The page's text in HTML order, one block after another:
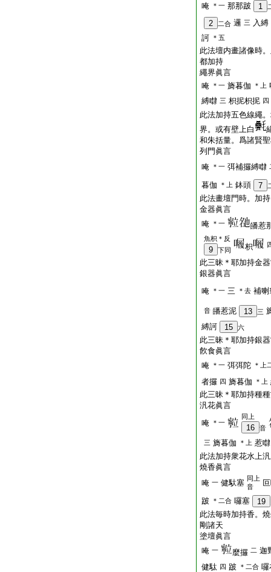
唵 ＊一 那那跛 1
2 二合 邏 三 入縛
訶 ＊五
此法壇内畫諸像時
都加持
繩界眞言
唵 ＊一 旖暮伽 ＊上
縛㘑 三 枳抳枳抳 四
此法加持五色線繩
界。或有壁上白
和朱括量。爲諸賢
列門眞言
唵 ＊一 弭補攞縛㘑
暮伽 ＊上 鉢頭 7
此法畫壇門時。加
金器眞言
唵 ＊一 皤惹
魚枳＊反
9 下同 枳
此三昧＊耶加持金
銀器眞言
唵 ＊一 三 ＊去 補喇
音 皤惹泥 13 三
縛訶
15 六
此三昧＊耶加持銀
飮食眞言
唵 ＊一 弭弭陀 ＊上
者攞 四 旖暮伽 ＊上
此三昧＊耶加持種
汎花眞言
唵 ＊一
同上
16
音
三 旖暮伽 ＊上 惹㘑
此法加持衆花水上
燒香眞言
唵 一 健馱塞 同上
音
跛 ＊二合 囉塞 19
此法毎時加持香。
剛諸天
塗壇眞言
唵 一 麼攞 二 迦
健駄 四 跛 ＊二合 囉